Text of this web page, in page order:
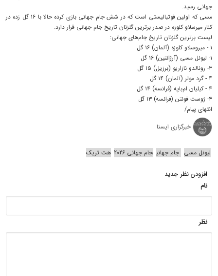
جهانی رسید.
مسی که اولین فوتبالیستی است که در شش جام جهانی بازی کرده حالا با ۱۶ گل زده در
کنار میرسلاو کلوزه در صدر برترین گلزنان تاریخ جام جهانی قرار دارد.
لیست برترین گلزنان تاریخ جام‌های جهانی:
۱ - میروسلاو کلوزه (آلمان) ۱۶ گل
۱- لیونل مسی (آرژانتین) ۱۶ گل
۳- رونالدو نازاریو (برزیل) ۱۵ گل
۴ - گرد مولر (آلمان) ۱۴ گل
۴ - کیلیان ام‌باپه (فرانسه) ۱۴ گل
۴- ژوست فونتن (فرانسه) ۱۳ گل
انتهای پیام/
خبرگزاری ایسنا
لیونل مسی جام جهانی جام جهانی 2026 هت تریک
افزودن نظر جدید
نام
نظر